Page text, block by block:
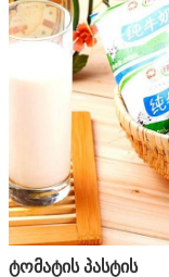
ტომატის პასტის